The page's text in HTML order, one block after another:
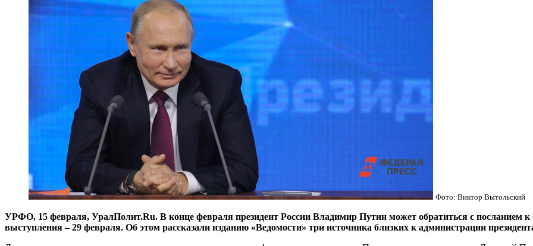
Фото: Виктор Вытольский
УРФО, 15 февраля, УралПолит.Ru. В конце февраля президент России Владимир Путин может обратиться с посланием
выступления – 29 февраля. Об этом рассказали изданию «Ведомости» три источника близких к администрации